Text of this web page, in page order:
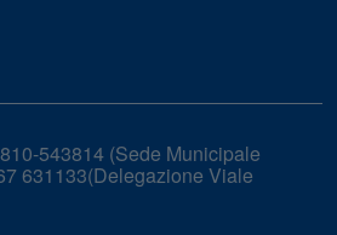
543814 (Sede Municipale
631133(Delegazione Viale